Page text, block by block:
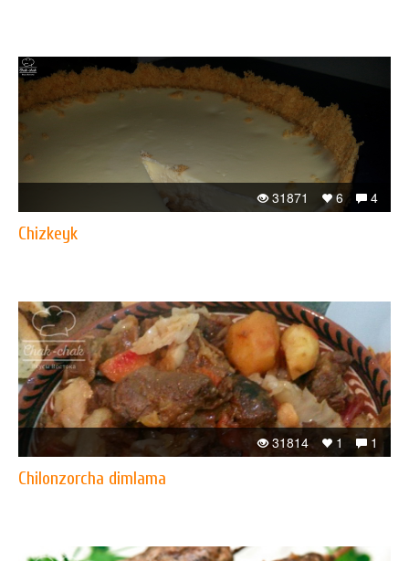
4
6
31871
Chizkeyk
1
1
31814
Chilonzorcha dimlama